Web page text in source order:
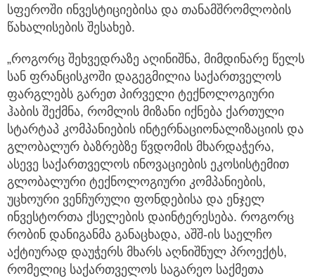
სფეროში ინვესტიციებისა და თანამშრომლობის
წახალისების შესახებ.
„როგორც შეხვედრაზე აღინიშნა, მიმდინარე წელს
სან ფრანცისკოში დაგეგმილია საქართველოს
ფარგლებს გარეთ პირველი ტექნოლოგიური
ჰაბის შექმნა, რომლის მიზანი იქნება ქართული
სტარტაპ კომპანიების ინტერნაციონალიზაციის და
გლობალურ ბაზრებზე წვდომის მხარდაჭერა,
ასევე საქართველოს ინოვაციების ეკოსისტემით
გლობალური ტექნოლოგიური კომპანიების,
უცხოური ვენჩურული ფონდებისა და ენჯელ
ინვესტორთა ქსელების დაინტერესება. როგორც
რობინ დანიგანმა განაცხადა, აშშ-ის საელჩო
აქტიურად დაუჭერს მხარს აღნიშნულ პროექტს,
რომელიც საქართველოს საგარეო საქმეთა